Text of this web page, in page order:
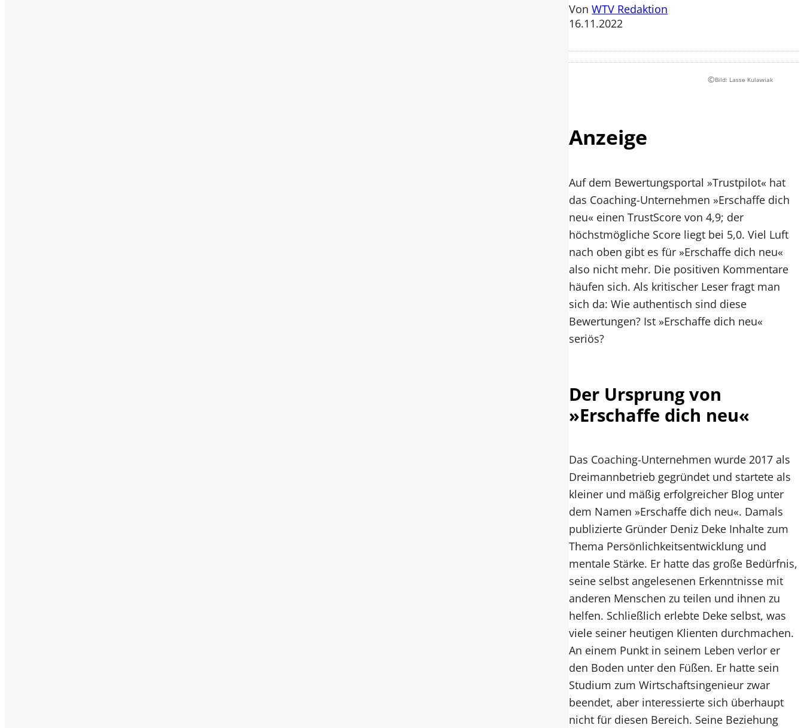
VonWTV Redaktion
16.11.2022
©Bild: Lasse Kulawiak
Anzeige
Auf dem Bewertungsportal »Trustpilot« hat
das Coaching-Unternehmen »Erschaffe dich
neu« einen TrustScore von 4,9; der
höchstmögliche Score liegt bei 5,0. Viel Luft
nach oben gibt es für »Erschaffe dich neu«
also nicht mehr. Die positiven Kommentare
häufen sich. Als kritischer Leser fragt man
sich da: Wie authentisch sind diese
Bewertungen? Ist »Erschaffe dich neu«
seriös?
Der Ursprung von
»Erschaffe dich neu«
Das Coaching-Unternehmen wurde 2017 als
Dreimannbetrieb gegründet und startete als
kleiner und mäßig erfolgreicher Blog unter
dem Namen »Erschaffe dich neu«. Damals
publizierte Gründer Deniz Deke Inhalte zum
Thema Persönlichkeitsentwicklung und
mentale Stärke. Er hatte das große Bedürfnis,
seine selbst angelesenen Erkenntnisse mit
anderen Menschen zu teilen und ihnen zu
helfen. Schließlich erlebte Deke selbst, was
viele seiner heutigen Klienten durchmachen.
An einem Punkt in seinem Leben verlor er
den Boden unter den Füßen. Er hatte sein
Studium zum Wirtschaftsingenieur zwar
beendet, aber interessierte sich überhaupt
nicht für diesen Bereich. Seine Beziehung